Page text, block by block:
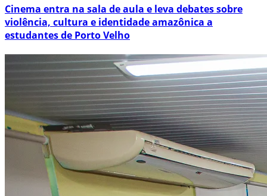
Cinema entra na sala de aula e leva debates sobre
violência, cultura e identidade amazônica a
estudantes de Porto Velho